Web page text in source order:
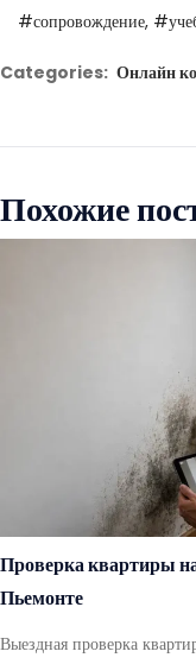
#сопровождение
Categories: Онлайн
Похожие
Проверка квартиры
Пьемонте
Выездная проверка